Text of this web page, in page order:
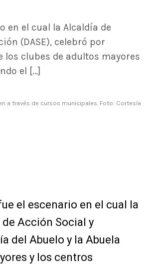
en el cual la Alcaldía de
(DASE), celebró por
los clubes de adultos mayores
el […]
a través de cursos municipales. Foto: Cortesía
el escenario en el cual la
Acción Social y
del Abuelo y la Abuela
y los centros